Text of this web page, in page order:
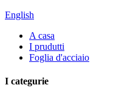
English
A casa
I prudutti
Foglia d'acciaio
I categurie